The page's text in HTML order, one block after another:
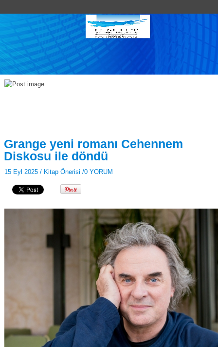
Grange yeni romanı Cehennem
Diskosu ile döndü
15 Eyl 2025 / Kitap Önerisi /0 YORUM